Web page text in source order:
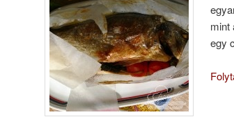
mint
egy